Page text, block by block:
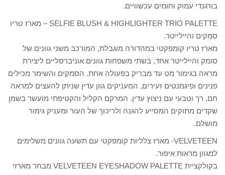
בורגנדי עמוק וחומים עכשוויים.
SELFIE BLUSH & HIGHLIGHTER TRIO PALETTE – מארז טריו
סמקים והיילייטר.
מארז טריו קומפקטי במהדורה מוגבלת, המורכב משני גוונים של
סומק והיילייטר אחד, בשתי משפחות גוונים אוניברסליים ליצירת
מראה בגימור מט עד מבריק בפעולה אחת. הסמקים והשימר מכילים
פנינים ופיגמנטים זעירים, המעניקים גוון עדין שניתן להעצים למראה
חם, רך וטבעי עם ניצוץ עדין. המרקם הקליל והקטיפתי מועשר בשמן
שקדים מתוקים המסייע להגנה ולריכוך של העור ומעניק גימור
מושלם.
VELVETEEN- מארז צלליות קומפקטי עם תשעה גוונים משלימים
למגוון מראות איפור.
בקולקציית VELVETEEN EYESHADOW PALETTE מבחר מארזי